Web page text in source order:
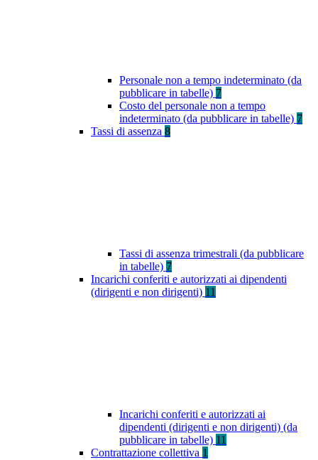
Personale non a tempo indeterminato (da
pubblicare in tabelle) 7
Costo del personale non a tempo
indeterminato (da pubblicare in tabelle) 7
Tassi di assenza 8
Tassi di assenza trimestrali (da pubblicare
in tabelle) 7
Incarichi conferiti e autorizzati ai dipendenti
(dirigenti e non dirigenti) 11
Incarichi conferiti e autorizzati ai
dipendenti (dirigenti e non dirigenti) (da
pubblicare in tabelle) 11
Contrattazione collettiva 1